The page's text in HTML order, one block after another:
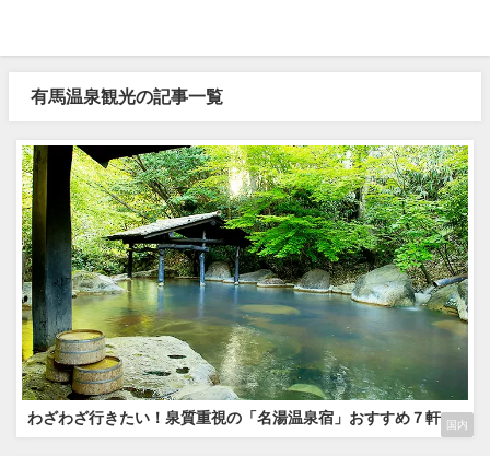
有馬温泉観光の記事一覧
国内
わざわざ行きたい！泉質重視の「名湯温泉宿」おすすめ７軒